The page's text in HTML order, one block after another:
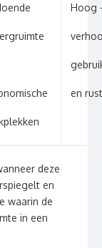
Hoog
en rust
deze
en
waarin de
in een